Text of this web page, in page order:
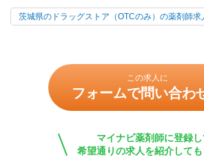
茨城県のドラッグストア（OTCのみ）の薬剤師求
この求人に
フォームで問い合わ
マイナビ薬剤師に登録し
希望通りの求人を紹介しても